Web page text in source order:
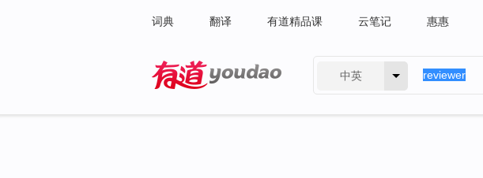
词典 翻译 有道精品课 云笔记 惠惠
中英